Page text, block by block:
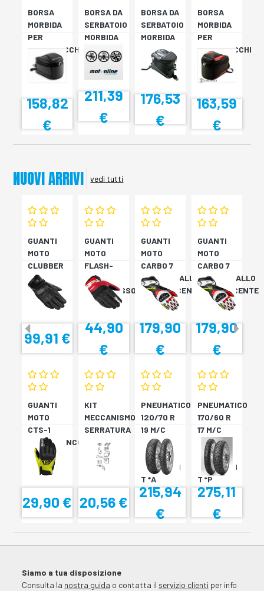
BORSA
MORBIDA
PER
PORTAPACCHI
158,82
€
BORSA DA
SERBATOIO
MORBIDA
- H
211,39
€
BORSA DA
SERBATOIO
MORBIDA
176,53
€
BORSA
MORBIDA
PER
PORTAPACCHI
163,59
€
NUOVI ARRIVI vedi tutti
GUANTI
MOTO
CLUBBER
GLOVE
NERO
99,91 €
GUANTI
MOTO
FLASH-
KP
NERO/ROSSO
44,90
€
GUANTI
MOTO
CARBO 7
ROSSO/GIALLO
FLUORESCENTE
179,90
€
GUANTI
MOTO
CARBO 7
ROSSO/GIALLO
FLUORESCENTE
179,90
€
GUANTI
MOTO
CTS-1
NERO/BIANCO
29,90 €
KIT
MECCANISMO
SERRATURA
SH33
SH34
20,56 €
PNEUMATICO
120/70 R
19 M/C
60V TL
???
SCORPION
T *A
215,94
€
PNEUMATICO
170/60 R
17 M/C
72V
TL????
SCORPION
T *P
275,11
€
Siamo a tua disposizione
Consulta la nostra guida o contatta il servizio clienti per info